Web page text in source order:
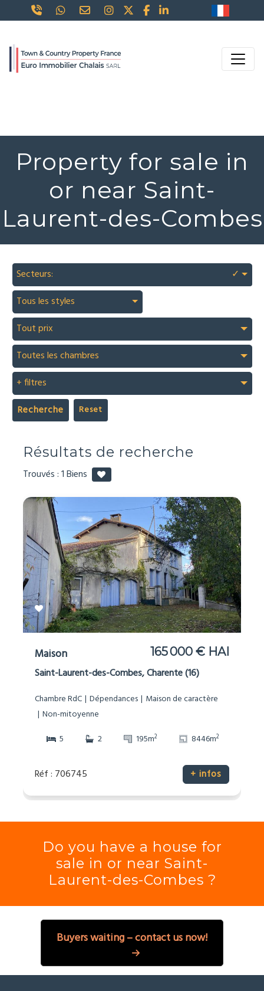
Property for sale in
or near Saint-
Laurent-des-Combes
Secteurs:
✓
Tous les styles
Tout prix
Toutes les chambres
+ filtres
Recherche
Résultats de recherche
Trouvés :1Biens
Maison 165 000 € HAI
Saint-Laurent-des-Combes, Charente (16)
Chambre RdC Dépendances
Maison de caractère
Non-mitoyenne
5
2 195m2 8446m2
Réf : 706745 + infos
Do you have a house for
sale in or near Saint-
Laurent-des-Combes ?
Buyers waiting – contact us now!